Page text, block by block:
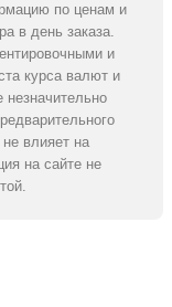
по ценам и
в день заказа.
и
курса валют и
влияет на
на сайте не